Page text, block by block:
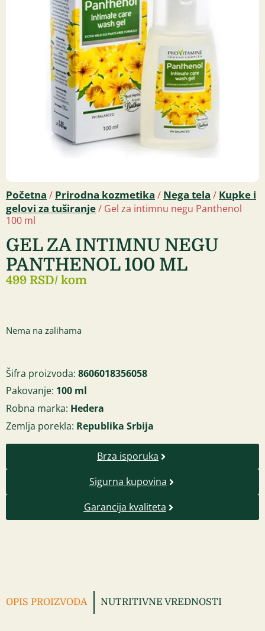
Početna / Prirodna kozmetika / Nega tela / Kupke i
gelovi za tuširanje/ Gel za intimnu negu Panthenol
100 ml
GEL ZA INTIMNU NEGU
PANTHENOL 100 ML
499 RSD/ kom
Nema na zalihama
Šifra proizvoda: 8606018356058
Pakovanje: 100 ml
Robna marka: Hedera
Zemlja porekla: Republika Srbija
Brza isporuka
Sigurna kupovina
Garancija kvaliteta
OPIS PROIZVODA NUTRITIVNE VREDNOSTI